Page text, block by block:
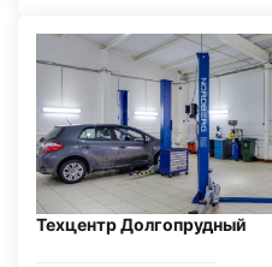
Техцентр Долгопрудный